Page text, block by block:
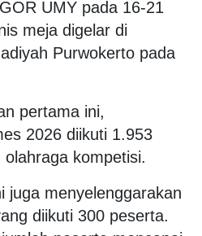
UMY pada 16-21
meja digelar di
Purwokerto pada
pertama ini,
2026 diikuti 1.953
kompetisi.
juga menyelenggarakan
diikuti 300 peserta.